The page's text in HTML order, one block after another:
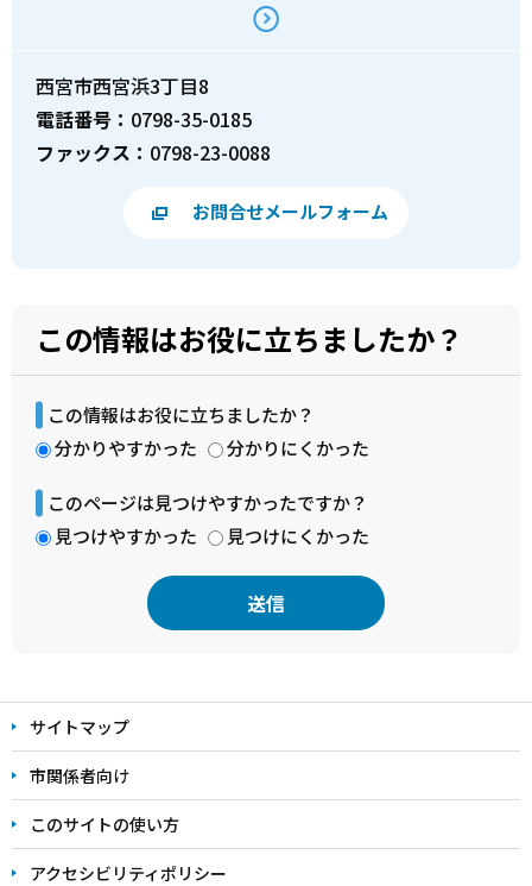
西宮市西宮浜3丁目8
電話番号： 0798-35-0185
ファックス： 0798-23-0088
お問合せメールフォーム
この情報はお役に立ちましたか？
この情報はお役に立ちましたか？
分かりやすかった
分かりにくかった
このページは見つけやすかったですか？
見つけやすかった
見つけにくかった
文
こ
こ
ま
で
サイトマップ
市関係者向け
このサイトの使い方
アクセシビリティポリシー